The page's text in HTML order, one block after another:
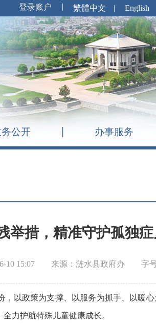
繁體中文 | English
公开 办事服务
举措，精准守护孤独
10 15:07 来源：涟水县政府办 字号
以政策为支撑、以服务为抓手、以暖
力护航特殊儿童健康成长。